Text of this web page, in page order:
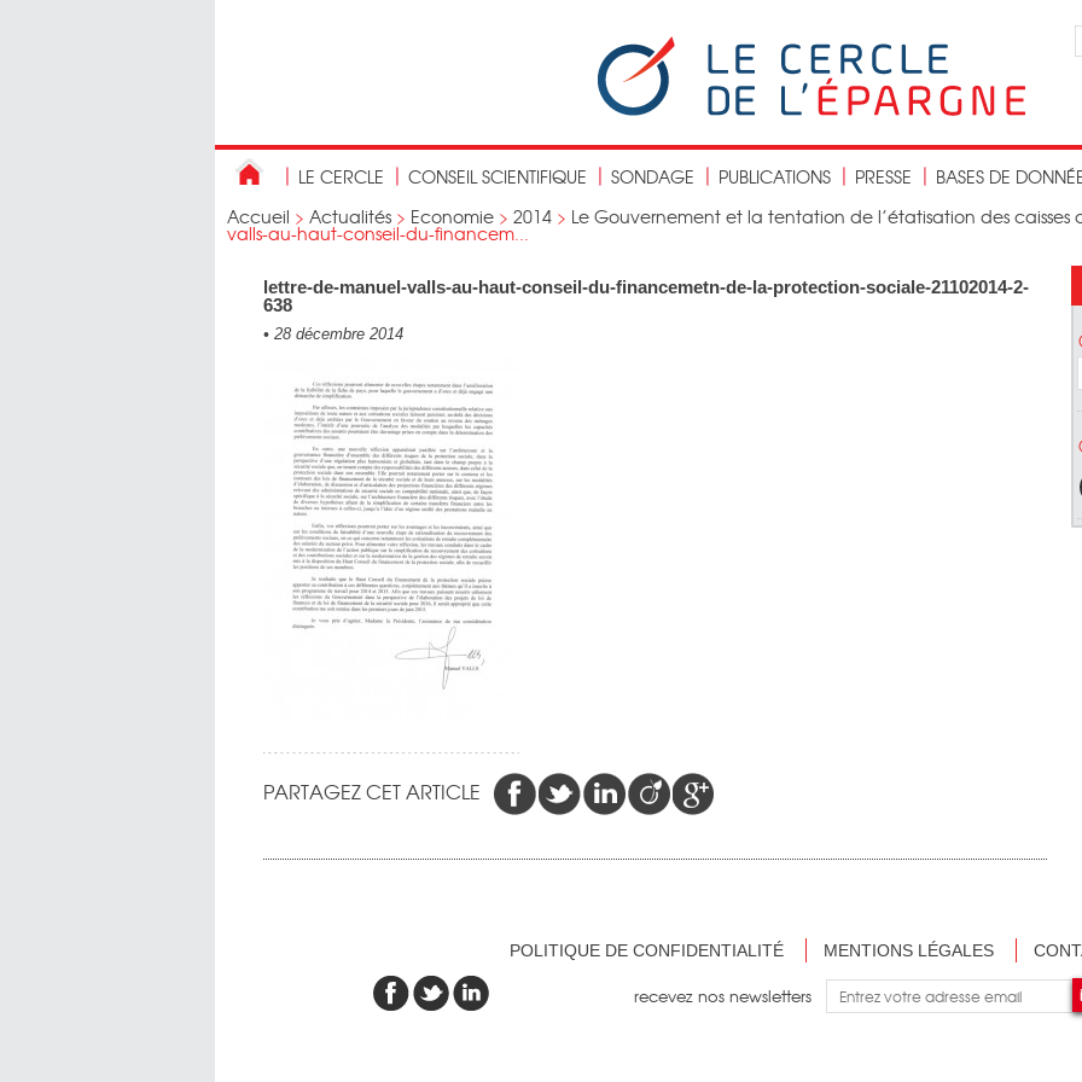
LE CERCLE CONSEIL SCIENTIFIQUE SONDAGE PUBLICATIONS PRESSE
BASES DE
Accueil > Actualités > Economie > 2014 > Le Gouvernement et la tentation de l’étatisation des caisses
valls-au-haut-conseil-du-financem...
lettre-de-manuel-valls-au-haut-conseil-du-financemetn-de-la-protection-sociale-21102014-2-
638
• 28 décembre 2014
PARTAGEZ CET ARTICLE
POLITIQUE DE CONFIDENTIALITÉ MENTIONS LÉGALES
recevez nos newsletters